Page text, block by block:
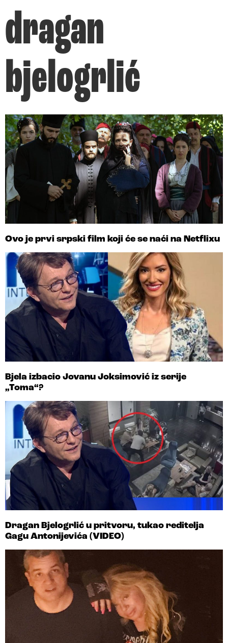
dragan
bjelogrlić
Ovo je prvi srpski film koji će se naći na Netflixu
Bjela izbacio Jovanu Joksimović iz serije
„Toma“?
Dragan Bjelogrlić u pritvoru, tukao reditelja
Gagu Antonijevića (VIDEO)